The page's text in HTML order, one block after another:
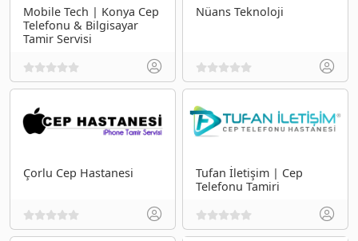
Mobile Tech | Konya Cep
Telefonu & Bilgisayar
Tamir Servisi
Nüans Teknoloji
Çorlu Cep Hastanesi
Tufan İletişim | Cep
Telefonu Tamiri